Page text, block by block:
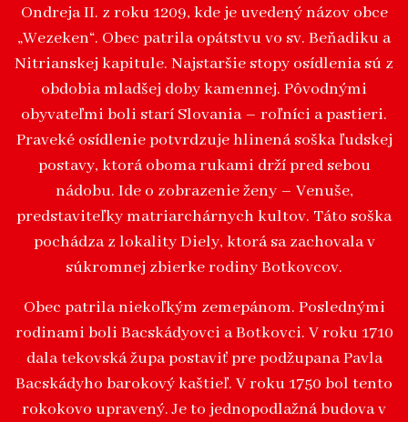
Ondreja II. z roku 1209, kde je uvedený názov obce
„Wezeken“. Obec patrila opátstvu vo sv. Beňadiku a
Nitrianskej kapitule. Najstaršie stopy osídlenia sú z
obdobia mladšej doby kamennej. Pôvodnými
obyvateľmi boli starí Slovania – roľníci a pastieri.
Praveké osídlenie potvrdzuje hlinená soška ľudskej
postavy, ktorá oboma rukami drží pred sebou
nádobu. Ide o zobrazenie ženy – Venuše,
predstaviteľky matriarchárnych kultov. Táto soška
pochádza z lokality Diely, ktorá sa zachovala v
súkromnej zbierke rodiny Botkovcov.
Obec patrila niekoľkým zemepánom. Poslednými
rodinami boli Bacskádyovci a Botkovci. V roku 1710
dala tekovská župa postaviť pre podžupana Pavla
Bacskádyho barokový kaštieľ. V roku 1750 bol tento
rokokovo upravený. Je to jednopodlažná budova v